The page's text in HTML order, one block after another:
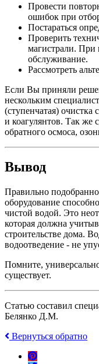
Провести
ошибок при
Постараться
Проверить
магистрали. При
обслуживание.
Рассмотреть
Если Вы приняли
нескольким
(ступенчатая) очистка
и коагулянтов. Так же
обратного осмоса,
Вывод
Правильно
оборудование
чистой водой. Это
которая должна
строительстве дома.
водоотведение - не
Помните,
существует.
Статью составил
Белянко Д.М.
Вернуться обратно